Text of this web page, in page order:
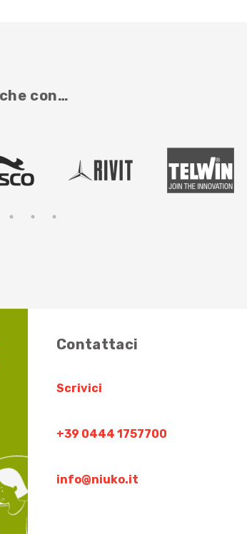
con…
Contattaci
Scrivici
+39 0444 1757700
info@niuko.it